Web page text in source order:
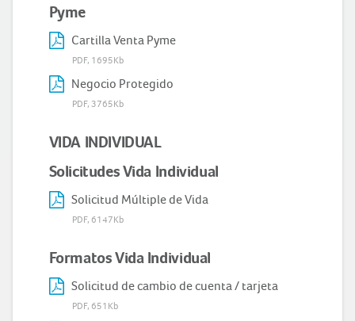
Pyme
Cartilla Venta Pyme
PDF, 1695Kb
Negocio Protegido
PDF, 3765Kb
VIDA INDIVIDUAL
Solicitudes Vida Individual
Solicitud Múltiple de Vida
PDF, 6147Kb
Formatos Vida Individual
Solicitud de cambio de cuenta / tarjeta
PDF, 651Kb